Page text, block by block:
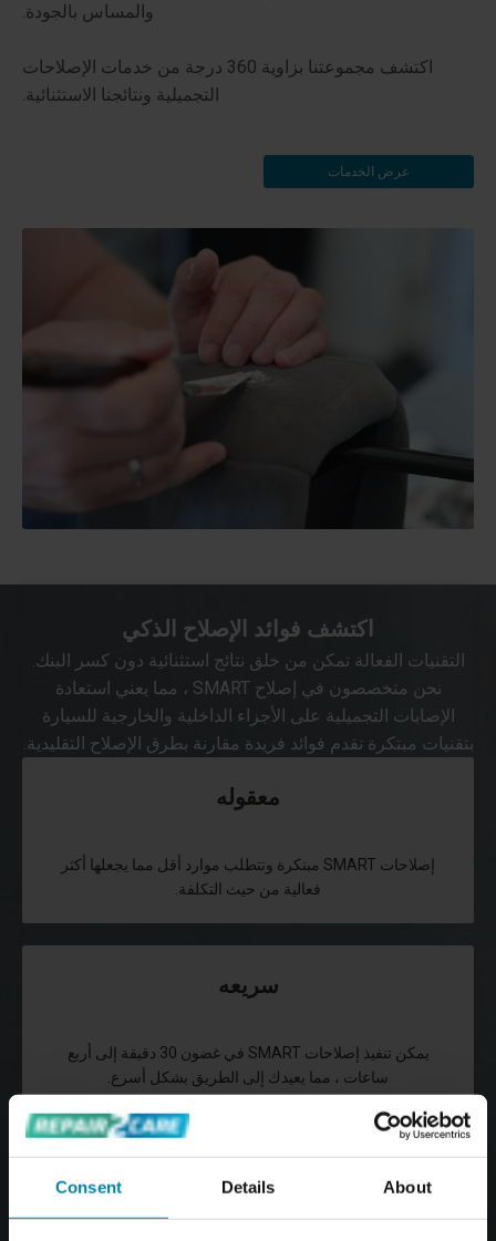
Consent Details About
والمساس بالجودة.
اكتشف مجموعتنا بزاوية 360 درجة من خدمات الإصلاحات
التجميلية ونتائجنا الاستثنائية.
عرض الخدمات
اكتشف فوائد الإصلاح الذكي
التقنيات الفعالة تمكن من خلق نتائج استثنائية دون كسر البنك.
نحن متخصصون في إصلاح SMART ، مما يعني استعادة
الإصابات التجميلية على الأجزاء الداخلية والخارجية للسيارة
بتقنيات مبتكرة تقدم فوائد فريدة مقارنة بطرق الإصلاح التقليدية.
معقوله
إصلاحات SMART مبتكرة وتتطلب موارد أقل مما يجعلها أكثر
فعالية من حيث التكلفة.
سريعه
يمكن تنفيذ إصلاحات SMART في غضون 30 دقيقة إلى أربع
ساعات ، مما يعيدك إلى الطريق بشكل أسرع.
متين